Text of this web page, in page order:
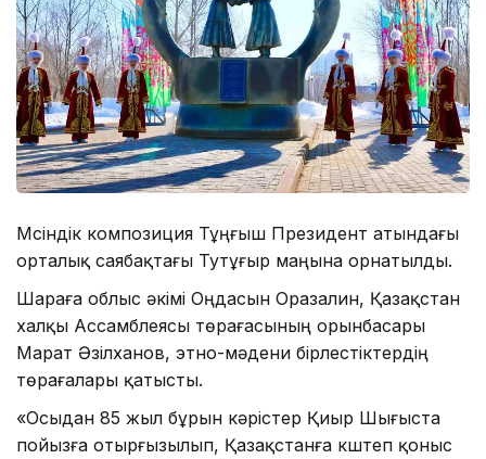
Мүсіндік композиция Тұңғыш Президент атындағы
орталық саябақтағы Тутұғыр маңына орнатылды.
Шараға облыс әкімі Оңдасын Оразалин, Қазақстан
халқы Ассамблеясы төрағасының орынбасары
Марат Әзілханов, этно-мәдени бірлестіктердің
төрағалары қатысты.
«Осыдан 85 жыл бұрын кәрістер Қиыр Шығыста
пойызға отырғызылып, Қазақстанға күштеп қоныс